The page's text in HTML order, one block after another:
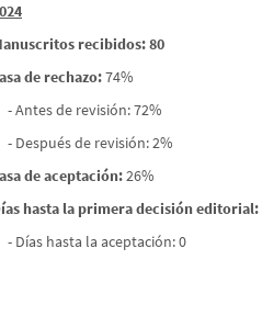
recibidos: 80
de rechazo:74%
- Antes de revisión: 72%
- Después de revisión: 2%
de aceptación:26%
hasta la primera decisión editorial:
- Días hasta la aceptación: 0